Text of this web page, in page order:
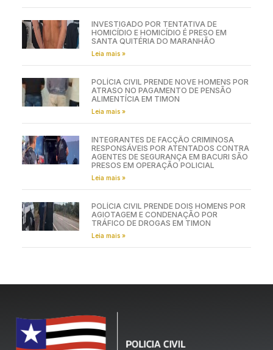
INVESTIGADO POR TENTATIVA DE
HOMICÍDIO E HOMICÍDIO É PRESO EM
SANTA QUITÉRIA DO MARANHÃO
Leia mais »
POLÍCIA CIVIL PRENDE NOVE HOMENS POR
ATRASO NO PAGAMENTO DE PENSÃO
ALIMENTÍCIA EM TIMON
Leia mais »
INTEGRANTES DE FACÇÃO CRIMINOSA
RESPONSÁVEIS POR ATENTADOS CONTRA
AGENTES DE SEGURANÇA EM BACURI SÃO
PRESOS EM OPERAÇÃO POLICIAL
Leia mais »
POLÍCIA CIVIL PRENDE DOIS HOMENS POR
AGIOTAGEM E CONDENAÇÃO POR
TRÁFICO DE DROGAS EM TIMON
Leia mais »